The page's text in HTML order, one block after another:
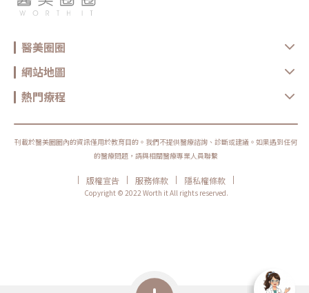
醫美圈圈
網站地圖
熱門療程
刊載於醫美圈圈內的資訊僅用於教育目的。我們不提供醫療諮詢、診斷或建議。如果遇到任何
的醫療問題，請與相關醫療專業人員聯繫
| 版權宣告 | 服務條款 | 隱私權條款
|
Copyright © 2022 Worth it All rights reserved.